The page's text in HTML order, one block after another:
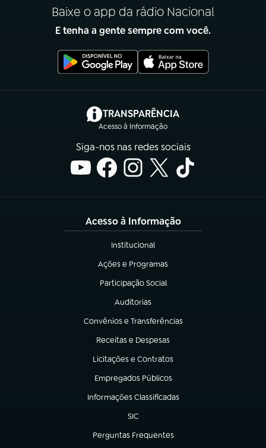
Baixe o app da rádio Nacional
E tenha a gente sempre com você.
TRANSPARÊNCIA
Acesso à Informação
(abre em nova aba)
Siga-nos nas redes sociais
Acesso à Informação
Institucional
(abre em nova aba)
Ações e Programas
(abre em nova aba)
Participação Social
(abre em nova aba)
Auditorias
(abre em nova aba)
Convênios e Transferências
(abre em nova aba)
Receitas e Despesas
(abre em nova aba)
Licitações e Contratos
(abre em nova aba)
Empregados Públicos
(abre em nova aba)
Informações Classificadas
(abre em nova aba)
SIC
(abre em nova aba)
Perguntas Frequentes
(abre em nova aba)